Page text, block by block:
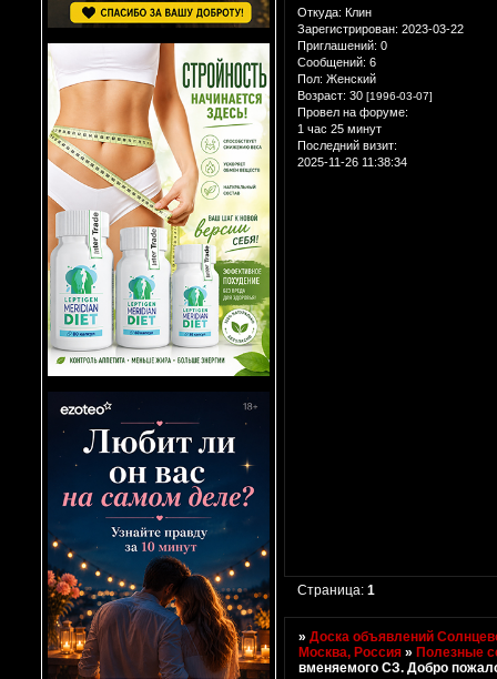
Откуда: Клин
Зарегистрирован: 2023-03-22
Приглашений: 0
Сообщений: 6
Пол: Женский
Возраст: 30 [1996-03-07]
Провел на форуме:
1 час 25 минут
Последний визит:
2025-11-26 11:38:34
Страница:1
»Доска объявлений
Москва, Россия »Полезные
вменяемого СЗ. Добро